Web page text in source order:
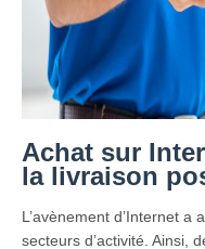
Achat sur
la livraison
L’avènement d’Internet
secteurs d’activité. Ainsi,